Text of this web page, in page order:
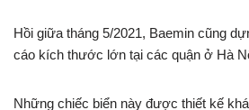
Hồi giữa tháng 5/2021, Baemin cũng
cáo kích thước lớn tại các quận ở Hà
Những chiếc biển này được thiết kế